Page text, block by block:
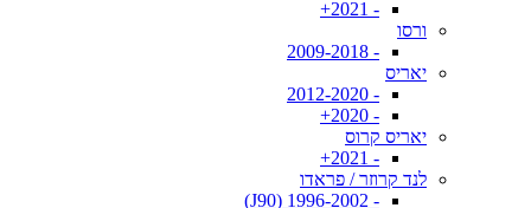
- 2021+
ורסו
- 2009-2018
יאריס
- 2012-2020
- 2020+
יאריס קרוס
- 2021+
לנד קרוזר / פראדו
- 1996-2002 (J90)